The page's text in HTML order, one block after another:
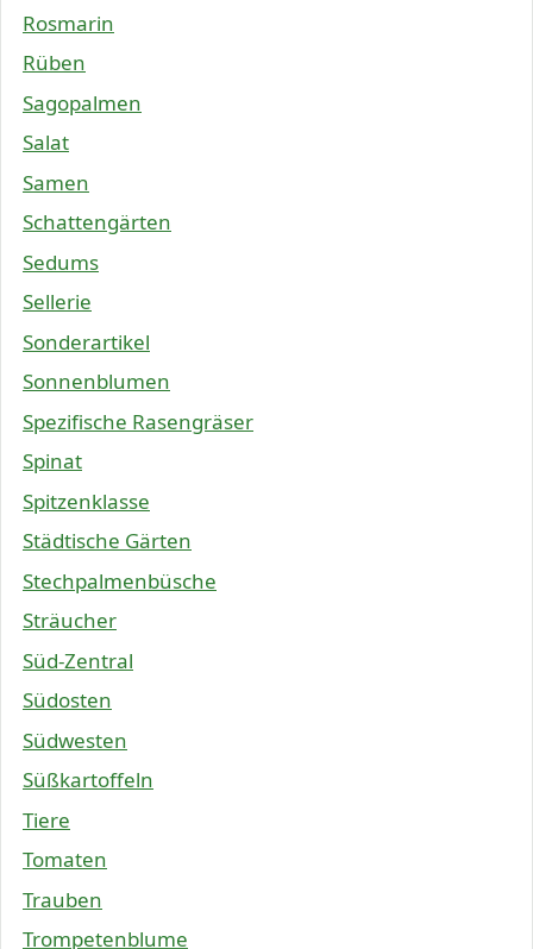
Rosmarin
Rüben
Sagopalmen
Salat
Samen
Schattengärten
Sedums
Sellerie
Sonderartikel
Sonnenblumen
Spezifische Rasengräser
Spinat
Spitzenklasse
Städtische Gärten
Stechpalmenbüsche
Sträucher
Süd-Zentral
Südosten
Südwesten
Süßkartoffeln
Tiere
Tomaten
Trauben
Trompetenblume